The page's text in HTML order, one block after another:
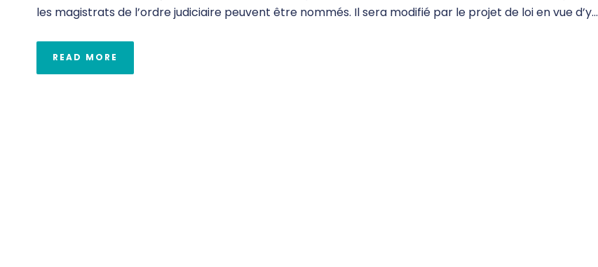
les magistrats de l’ordre judiciaire peuvent être nommés. Il sera modifié par le projet de loi en vue d’y...
READ MORE